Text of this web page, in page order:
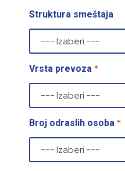
Struktura smeštaja
Vrsta prevoza *
Broj odraslih osoba *